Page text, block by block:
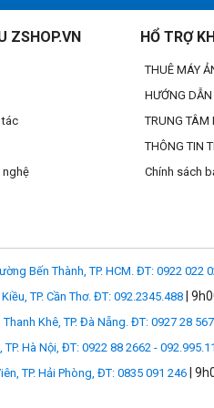
với tỉ lệ phóng đại tối đa 1:2
nhiều thiết lập phơi sáng khác
Ảnh
ZSHOP.VN
tác
HỔ TRỢ
THUÊ MÁY
HƯỚNG
TRUNG TÂM
THÔNG TIN
Chính sách
Bến Thành, TP. HCM. ĐT: 0922 022
TP. Cần Thơ. ĐT: 092.2345.488 |
Khê, TP. Đà Nẵng. ĐT: 0927 28
Hà Nội, ĐT: 0922 88 2662 -
TP. Hải Phòng, ĐT: 0835 091 246 |